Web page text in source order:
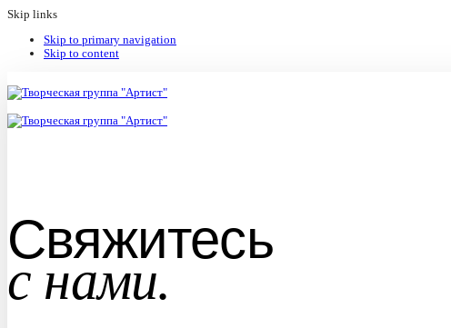
Skip links
Skip to primary navigation
Skip to content
Свяжитесь
с нами.